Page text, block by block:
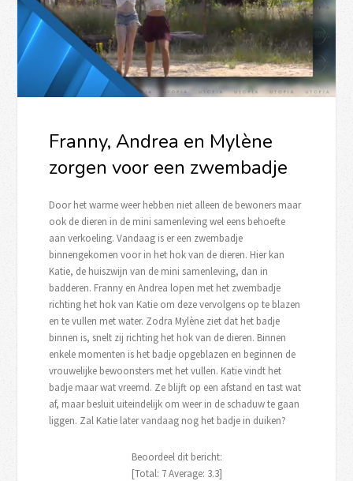
Franny, Andrea en Mylène
zorgen voor een zwembadje
Door het warme weer hebben niet alleen de bewoners maar
ook de dieren in de mini samenleving wel eens behoefte
aan verkoeling. Vandaag is er een zwembadje
binnengekomen voor in het hok van de dieren. Hier kan
Katie, de huiszwijn van de mini samenleving, dan in
badderen. Franny en Andrea lopen met het zwembadje
richting het hok van Katie om deze vervolgens op te blazen
en te vullen met water. Zodra Mylène ziet dat het badje
binnen is, snelt zij richting het hok van de dieren. Binnen
enkele momenten is het badje opgeblazen en beginnen de
vrouwelijke bewoonsters met het vullen. Katie vindt het
badje maar wat vreemd. Ze blijft op een afstand en tast wat
af, maar besluit uiteindelijk om weer in de schaduw te gaan
liggen. Zal Katie later vandaag nog het badje in duiken?
Beoordeel dit bericht:
[Total: 7Average: 3.3]